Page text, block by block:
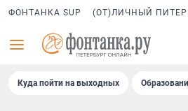
ФОНТАНКА SUP (ОТ)ЛИЧНЫЙ ПИТЕР
Куда пойти на выходных